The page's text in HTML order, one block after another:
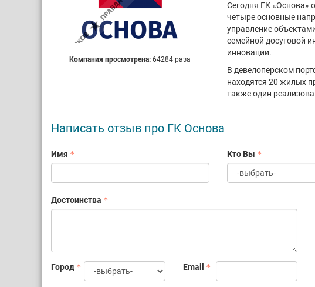
Компания просмотрена:64284 раза
Сегодня ГК «Основа»
четыре основные
управление
семейной досуговой
инновации.
В девелоперском
находятся 20 жилых
также один
Написать отзыв про ГК Основа
Имя Кто Вы
Достоинства
Город Email